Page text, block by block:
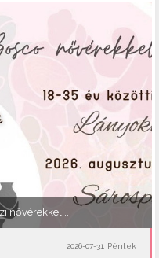
nővérekkel...
2026-07-31, Péntek